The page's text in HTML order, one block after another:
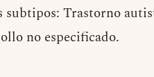
Trastorno
no especificado.